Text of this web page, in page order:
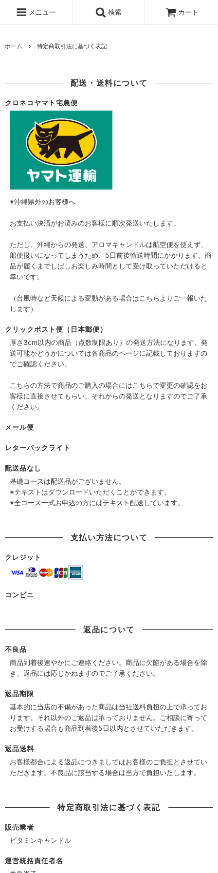
メニュー 検索 カート
ホーム 特定商取引法に基づく表記
配送・送料について
クロネコヤマト宅急便
※沖縄県外のお客様へ
お支払い決済がお済みのお客様に順次発送いたします。
ただし、沖縄からの発送、アロマキャンドルは航空便を使えず、
船便扱いになってしまうため、5日前後輸送時間にかかります。商
品が届くまでしばしお楽しみ時間として受け取っていただけると
幸いです。
（台風時など天候による変動がある場合はこちらよりご一報いた
します）
クリックポスト便（日本郵便）
厚さ3cm以内の商品（点数制限あり）の発送方法になります。発
送可能かどうかについては各商品のページに記載しておりますの
でご確認ください。
こちらの方法で商品のご購入の場合にはこちらで変更の確認をお
客様に直接させてもらい、それからの発送となりますのでご了承
ください。
メール便
レターパックライト
配送品なし
基礎コースは配送品がございません。
※テキストはダウンロードいただくことができます。
※全コース一式お申込の方にはテキスト配送しています。
支払い方法について
クレジット
コンビニ
返品について
不良品
商品到着後速やかにご連絡ください。商品に欠陥がある場合を除
き、返品には応じかねますのでご了承ください。
返品期限
基本的に当店の不備があった商品は当社送料負担の上で承ってお
ります。それ以外のご返品は承っておりません。ご相談に寄って
お受けする場合も商品到着後5日以内とさせていただきます。
返品送料
お客様都合による返品につきましてはお客様のご負担とさせてい
ただきます。不良品に該当する場合は当方で負担いたします。
特定商取引法に基づく表記
販売業者
ビタミンキャンドル
運営統括責任者名